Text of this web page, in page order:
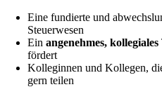
Eine fundierte und
Steuerwesen
Einangenehmes, kollegiales
fördert
Kolleginnen und Kollegen,
gern teilen